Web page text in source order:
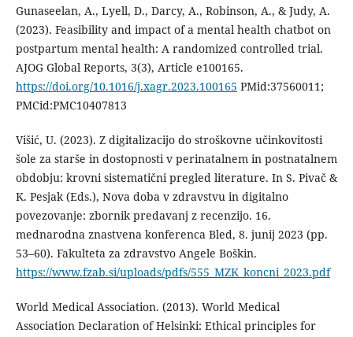
Gunaseelan, A., Lyell, D., Darcy, A., Robinson, A., & Judy, A.
(2023). Feasibility and impact of a mental health chatbot on
postpartum mental health: A randomized controlled trial.
AJOG Global Reports, 3(3), Article e100165.
https://doi.org/10.1016/j.xagr.2023.100165 PMid:37560011;
PMCid:PMC10407813
Višić, U. (2023). Z digitalizacijo do stroškovne učinkovitosti
šole za starše in dostopnosti v perinatalnem in postnatalnem
obdobju: krovni sistematični pregled literature. In S. Pivač &
K. Pesjak (Eds.), Nova doba v zdravstvu in digitalno
povezovanje: zbornik predavanj z recenzijo. 16.
mednarodna znastvena konferenca Bled, 8. junij 2023 (pp.
53–60). Fakulteta za zdravstvo Angele Boškin.
https://www.fzab.si/uploads/pdfs/555_MZK_koncni_2023.pdf
World Medical Association. (2013). World Medical
Association Declaration of Helsinki: Ethical principles for